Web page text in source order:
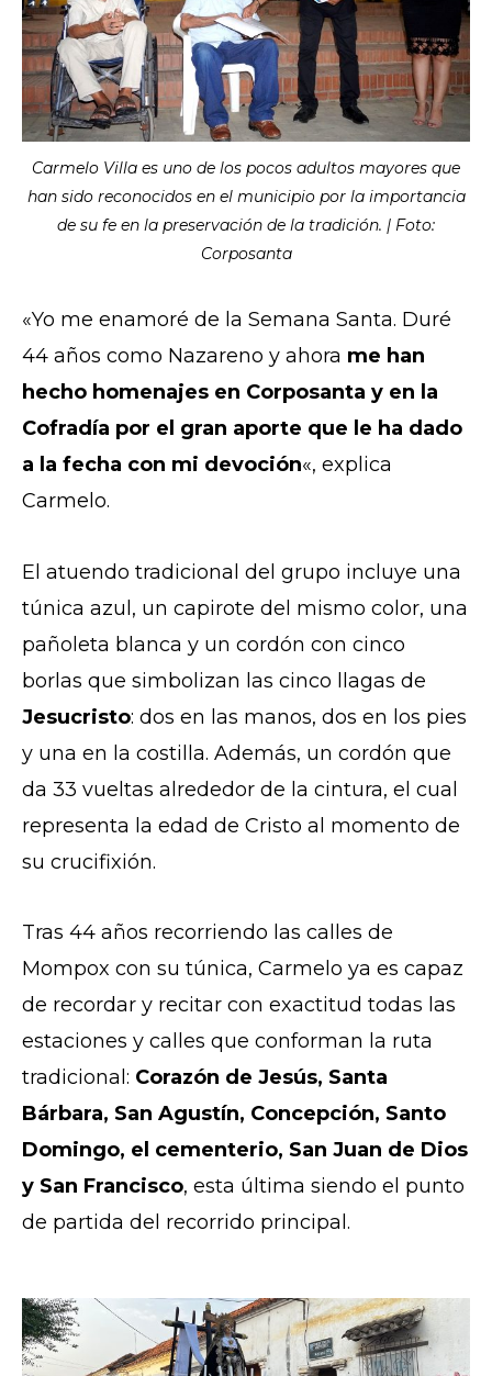
Carmelo Villa es uno de los pocos adultos mayores que
han sido reconocidos en el municipio por la importancia
de su fe en la preservación de la tradición. | Foto:
Corposanta
«Yo me enamoré de la Semana Santa. Duré
44 años como Nazareno y ahora me han
hecho homenajes en Corposanta y en la
Cofradía por el gran aporte que le ha dado
a la fecha con mi devoción«, explica
Carmelo.
El atuendo tradicional del grupo incluye una
túnica azul, un capirote del mismo color, una
pañoleta blanca y un cordón con cinco
borlas que simbolizan las cinco llagas de
Jesucristo: dos en las manos, dos en los pies
y una en la costilla. Además, un cordón que
da 33 vueltas alrededor de la cintura, el cual
representa la edad de Cristo al momento de
su crucifixión.
Tras 44 años recorriendo las calles de
Mompox con su túnica, Carmelo ya es capaz
de recordar y recitar con exactitud todas las
estaciones y calles que conforman la ruta
tradicional: Corazón de Jesús, Santa
Bárbara, San Agustín, Concepción, Santo
Domingo, el cementerio, San Juan de Dios
y San Francisco, esta última siendo el punto
de partida del recorrido principal.